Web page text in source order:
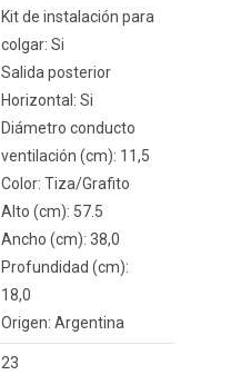
Kit de instalación para
colgar: Si
Salida posterior
Horizontal: Si
Diámetro conducto
ventilación (cm): 11,5
Color: Tiza/Grafito
Alto (cm): 57.5
Ancho (cm): 38,0
Profundidad (cm):
18,0
Origen: Argentina
23